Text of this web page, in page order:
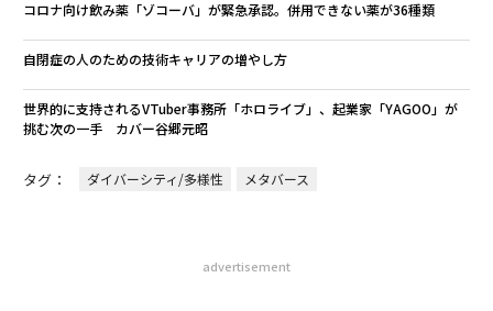
コロナ向け飲み薬「ゾコーバ」が緊急承認。併用できない薬が36種類
自閉症の人のための技術キャリアの増やし方
世界的に支持されるVTuber事務所「ホロライブ」、起業家「YAGOO」が
挑む次の一手 カバー谷郷元昭
タグ： ダイバーシティ/多様性 メタバース
advertisement